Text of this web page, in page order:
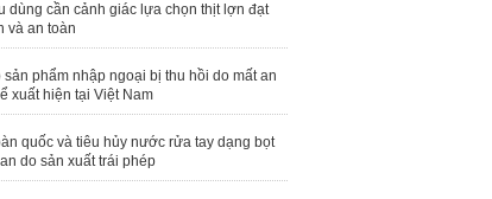
dùng cần cảnh giác lựa chọn thịt lợn đạt
và an toàn
sản phẩm nhập ngoại bị thu hồi do mất an
xuất hiện tại Việt Nam
quốc và tiêu hủy nước rửa tay dạng bọt
do sản xuất trái phép